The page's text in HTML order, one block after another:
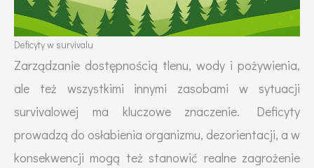
Deficyty w survivalu
Zarządzanie dostępnością tlenu, wody i pożywienia,
ale też wszystkimi innymi zasobami w sytuacji
survivalowej ma kluczowe znaczenie. Deficyty
prowadzą do osłabienia organizmu, dezorientacji, a w
konsekwencji mogą też stanowić realne zagrożenie